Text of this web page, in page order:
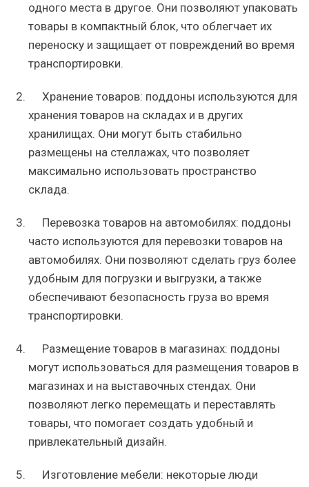
одного места в другое. Они позволяют упаковать
товары в компактный блок, что облегчает их
переноску и защищает от повреждений во время
транспортировки.
Хранение товаров: поддоны используются для
хранения товаров на складах и в других
хранилищах. Они могут быть стабильно
размещены на стеллажах, что позволяет
максимально использовать пространство
склада.
Перевозка товаров на автомобилях: поддоны
часто используются для перевозки товаров на
автомобилях. Они позволяют сделать груз более
удобным для погрузки и выгрузки, а также
обеспечивают безопасность груза во время
транспортировки.
Размещение товаров в магазинах: поддоны
могут использоваться для размещения товаров в
магазинах и на выставочных стендах. Они
позволяют легко перемещать и переставлять
товары, что помогает создать удобный и
привлекательный дизайн.
Изготовление мебели: некоторые люди